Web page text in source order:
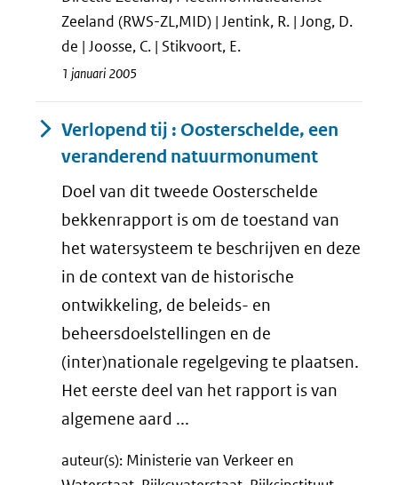
Zeeland (RWS-ZL,MID) | Jentink, R. | Jong, D.
de | Joosse, C. | Stikvoort, E.
1 januari 2005
Verlopend tij : Oosterschelde, een
veranderend natuurmonument
Doel van dit tweede Oosterschelde
bekkenrapport is om de toestand van
het watersysteem te beschrijven en deze
in de context van de historische
ontwikkeling, de beleids- en
beheersdoelstellingen en de
(inter)nationale regelgeving te plaatsen.
Het eerste deel van het rapport is van
algemene aard ...
auteur(s): Ministerie van Verkeer en